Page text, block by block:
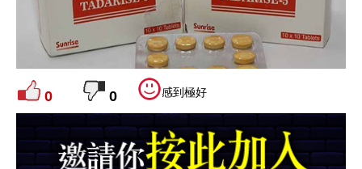
0 0 感到極好